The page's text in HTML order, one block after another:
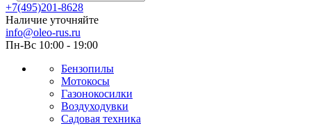
+7(495)201-8628
Наличие уточняйте
info@oleo-rus.ru
Пн-Вс 10:00 - 19:00
Бензопилы
Мотокосы
Газонокосилки
Воздуходувки
Садовая техника